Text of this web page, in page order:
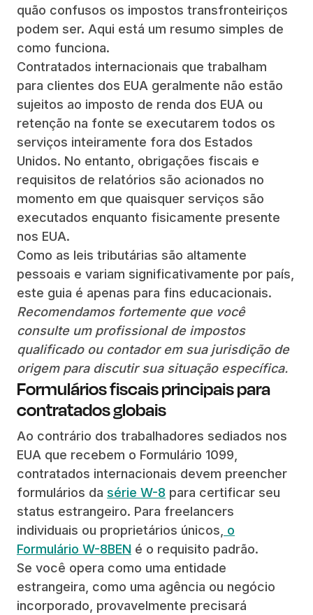
quão confusos os impostos transfronteiriços
podem ser. Aqui está um resumo simples de
como funciona.
Contratados internacionais que trabalham
para clientes dos EUA geralmente não estão
sujeitos ao imposto de renda dos EUA ou
retenção na fonte se executarem todos os
serviços inteiramente fora dos Estados
Unidos. No entanto, obrigações fiscais e
requisitos de relatórios são acionados no
momento em que quaisquer serviços são
executados enquanto fisicamente presente
nos EUA.
Como as leis tributárias são altamente
pessoais e variam significativamente por país,
este guia é apenas para fins educacionais.
Recomendamos fortemente que você
consulte um profissional de impostos
qualificado ou contador em sua jurisdição de
origem para discutir sua situação específica.
Formulários fiscais principais para
contratados globais
Ao contrário dos trabalhadores sediados nos
EUA que recebem o Formulário 1099,
contratados internacionais devem preencher
formulários da série W-8 para certificar seu
status estrangeiro. Para freelancers
individuais ou proprietários únicos, o
Formulário W-8BEN é o requisito padrão.
Se você opera como uma entidade
estrangeira, como uma agência ou negócio
incorporado, provavelmente precisará